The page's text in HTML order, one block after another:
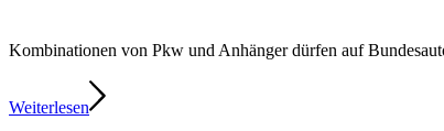
Kombinationen von Pkw und Anhänger dürfen auf
Weiterlesen